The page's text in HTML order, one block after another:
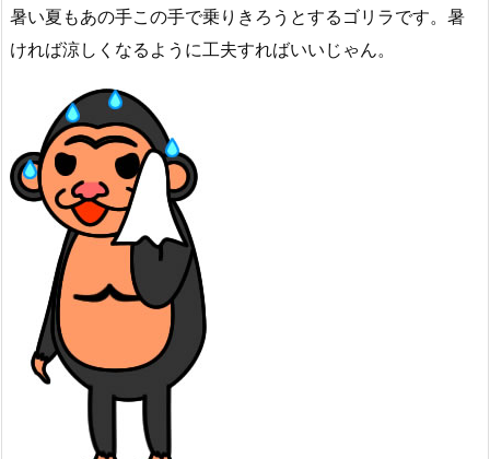
暑い夏もあの手この手で乗りきろうとするゴリラです。暑
ければ涼しくなるように工夫すればいいじゃん。